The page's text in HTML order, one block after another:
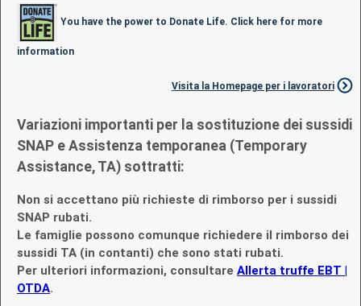
You have the power to Donate Life. Click here for more
information
Visita la Homepage per i lavoratori
Variazioni importanti per la sostituzione dei sussidi
SNAP e Assistenza temporanea (Temporary
Assistance, TA) sottratti:
Non si accettano più richieste di rimborso per i sussidi
SNAP rubati.
Le famiglie possono comunque richiedere il rimborso dei
sussidi TA (in contanti) che sono stati rubati.
Per ulteriori informazioni, consultare Allerta truffe EBT |
OTDA.